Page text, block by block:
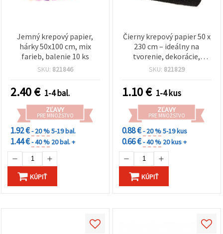
Jemný krepový papier,
hárky 50x100 cm, mix
farieb, balenie 10 ks
SKU: 821846
2.40€ 1-4 bal.
ZĽAVY
PRE MNOŽSTVO
1.92 €- 20 %5-19 bal.
1.44 €- 40 % 20 bal. +
KÚPIŤ
Čierny krepový papier 50 x
230 cm – ideálny na
tvorenie, dekorácie,
balenie darčekov a
SKU: 821829
1.10€ 1-4 kus
ZĽAVY
PRE MNOŽSTVO
0.88 €- 20 %5-19 kus
0.66 €- 40 % 20 kus +
KÚPIŤ